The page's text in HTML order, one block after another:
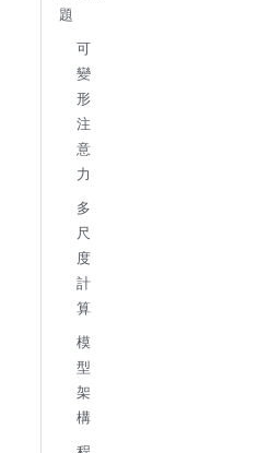
題
可
變
形
注
意
力
多
尺
度
計
算
模
型
架
構